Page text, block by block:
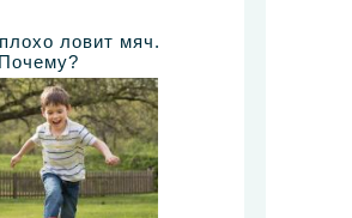
ловит мяч.
Почему?